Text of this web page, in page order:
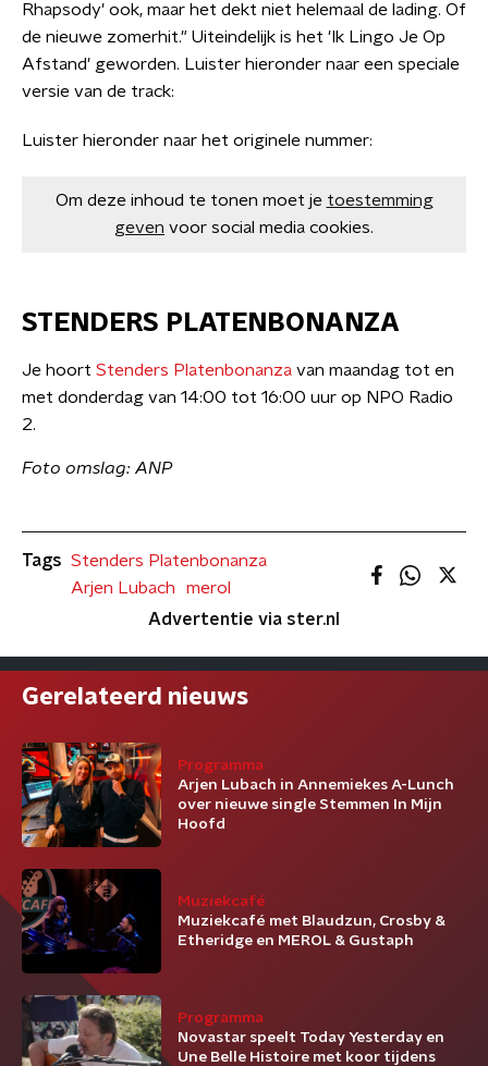
Rhapsody' ook, maar het dekt niet helemaal de lading. Of
de nieuwe zomerhit." Uiteindelijk is het 'Ik Lingo Je Op
Afstand' geworden. Luister hieronder naar een speciale
versie van de track:
Luister hieronder naar het originele nummer:
Om deze inhoud te tonen moet je toestemming
geven voor social media cookies.
STENDERS PLATENBONANZA
Je hoort Stenders Platenbonanza van maandag tot en
met donderdag van 14:00 tot 16:00 uur op NPO Radio
2.
Foto omslag: ANP
Tags Stenders Platenbonanza
Arjen Lubach
merol
Advertentie via ster.nl
Gerelateerd nieuws
Programma
Arjen Lubach in Annemiekes A-Lunch
over nieuwe single Stemmen In Mijn
Hoofd
Muziekcafé
Muziekcafé met Blaudzun, Crosby &
Etheridge en MEROL & Gustaph
Programma
Novastar speelt Today Yesterday en
Une Belle Histoire met koor tijdens